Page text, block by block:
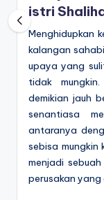
istri
Menghidupkan
kalangan
upaya yang
tidak
demikian jauh
senantiasa
antaranya
sebisa mungkin
menjadi
perusakan